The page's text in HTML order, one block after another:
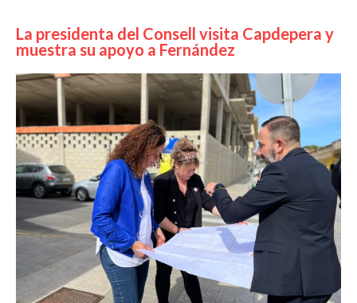
La presidenta del Consell visita Capdepera y
muestra su apoyo a Fernández